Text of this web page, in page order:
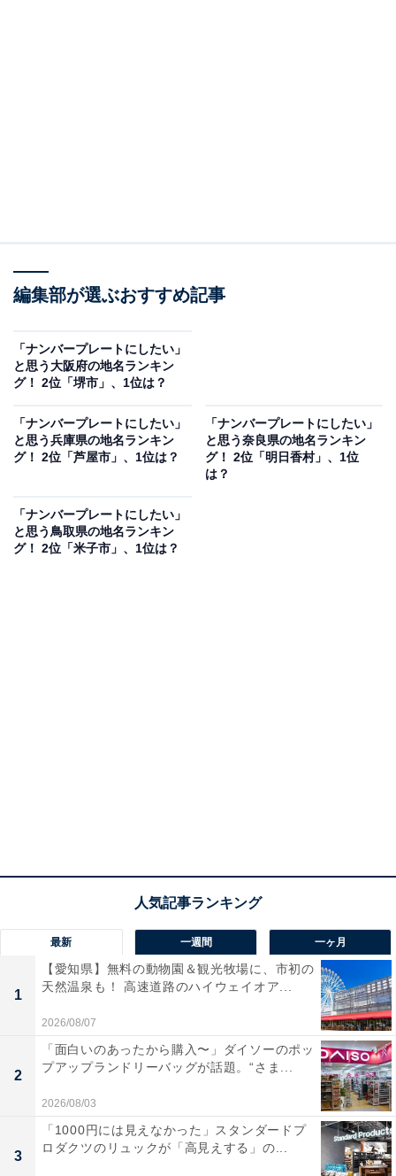
編集部が選ぶおすすめ記事
「ナンバープレートにしたい」
と思う大阪府の地名ランキン
グ！ 2位「堺市」、1位は？
「ナンバープレートにしたい」
と思う兵庫県の地名ランキン
グ！ 2位「芦屋市」、1位は？
「ナンバープレートにしたい」
と思う奈良県の地名ランキン
グ！ 2位「明日香村」、1位
は？
「ナンバープレートにしたい」
と思う鳥取県の地名ランキン
グ！ 2位「米子市」、1位は？
最新 一週間 一ヶ月
1
【愛知県】無料の動物園＆観光牧場に、市初の
天然温泉も！ 高速道路のハイウェイオア...
2026/08/07
2
「面白いのあったから購入〜」ダイソーのポッ
プアップランドリーバッグが話題。“さま...
2026/08/03
3
「1000円には見えなかった」スタンダードプ
ロダクツのリュックが「高見えする」の...